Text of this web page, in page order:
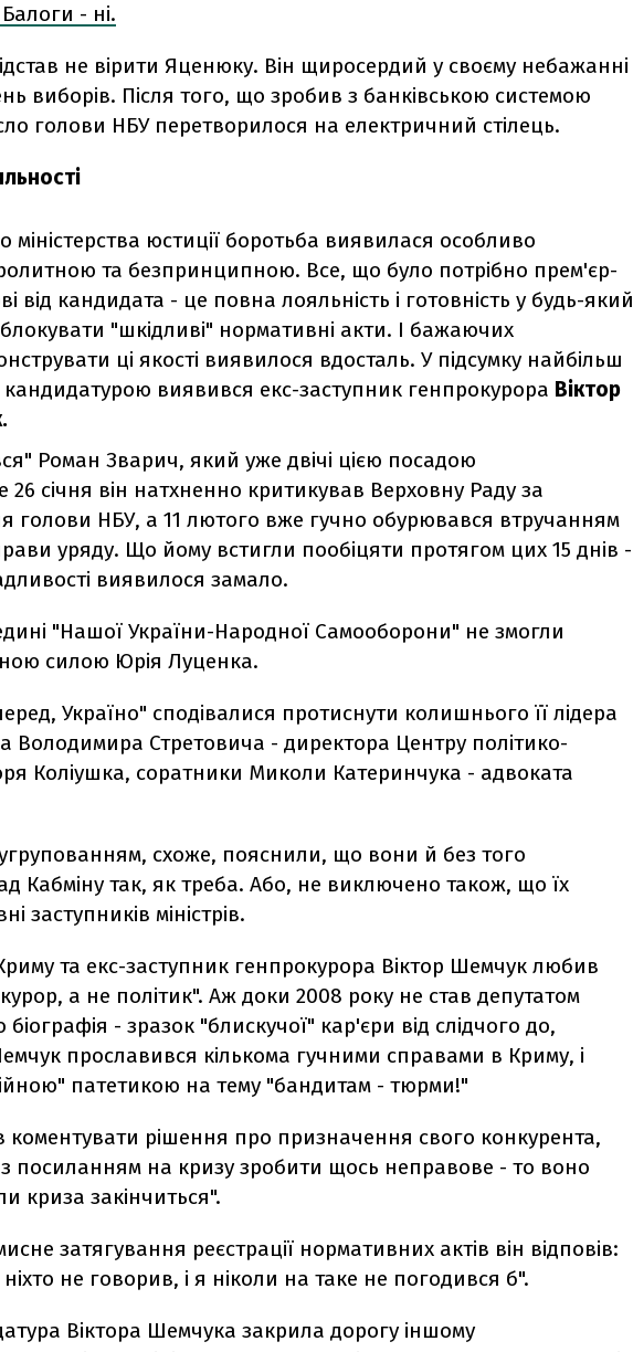
- ні.
не вірити Яценюку. Він щиросердий у своєму небажанні
виборів. Після того, що зробив з банківською системою
голови НБУ перетворилося на електричний стілець.
міністерства юстиції боротьба виявилася особливо
та безпринципною. Все, що було потрібно прем'єр-
від кандидата - це повна лояльність і готовність у будь-який
"шкідливі" нормативні акти. І бажаючих
ці якості виявилося вдосталь. У підсумку найбільш
виявився екс-заступник генпрокурора Віктор
Роман Зварич, який уже двічі цією посадою
січня він натхненно критикував Верховну Раду за
голови НБУ, а 11 лютого вже гучно обурювався втручанням
уряду. Що йому встигли пообіцяти протягом цих 15 днів -
виявилося замало.
"Нашої України-Народної Самооборони" не змогли
силою Юрія Луценка.
Україно" сподівалися протиснути колишнього її лідера
Володимира Стретовича - директора Центру політико-
Коліушка, соратники Миколи Катеринчука - адвоката
схоже, пояснили, що вони й без того
Кабміну так, як треба. Або, не виключено також, що їх
заступників міністрів.
та екс-заступник генпрокурора Віктор Шемчук любив
а не політик". Аж доки 2008 року не став депутатом
- зразок "блискучої" кар'єри від слідчого до,
прославився кількома гучними справами в Криму, і
патетикою на тему "бандитам - тюрми!"
коментувати рішення про призначення свого конкурента,
посиланням на кризу зробити щось неправове - то воно
криза закінчиться".
затягування реєстрації нормативних актів він відповів:
не говорив, і я ніколи на таке не погодився б".
Віктора Шемчука закрила дорогу іншому